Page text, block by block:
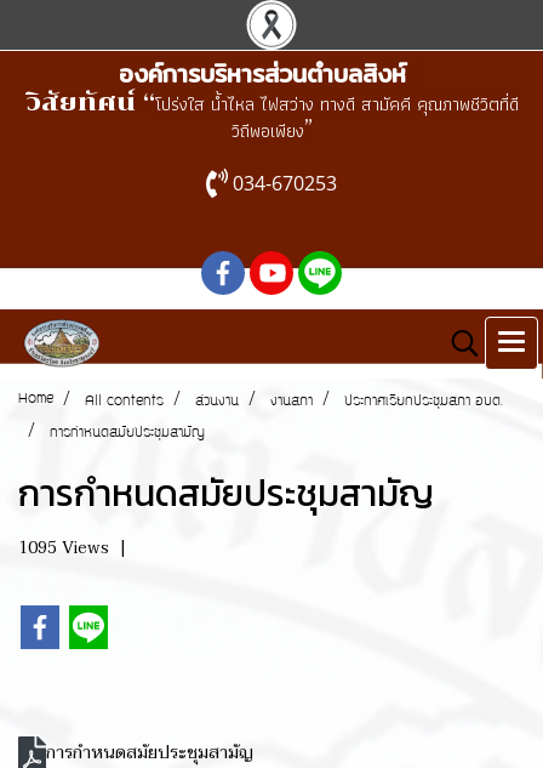
องค์การบริหารส่วนตำบลสิงห์
วิสัยทัศน์ “โปร่งใส น้ำไหล ไฟสว่าง ทางดี สามัคคี คุณภาพชีวิตที่ดี
วิถีพอเพียง”
034-670253
Home All contents ส่วนงาน งานสภา ประกาศเรียกประชุมสภา อบต.
การกำหนดสมัยประชุมสามัญ
การกำหนดสมัยประชุมสามัญ
1095 Views |
การกำหนดสมัยประชุมสามัญ